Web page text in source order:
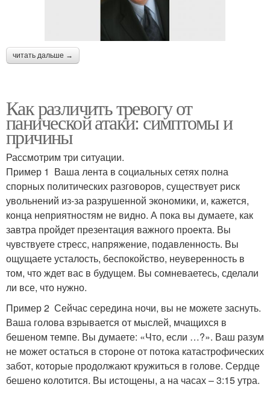
читать дальше →
Как различить тревогу от
панической атаки: симптомы и
причины
Рассмотрим три ситуации.
Пример 1 Ваша лента в социальных сетях полна
спорных политических разговоров, существует риск
увольнений из-за разрушенной экономики, и, кажется,
конца неприятностям не видно. А пока вы думаете, как
завтра пройдет презентация важного проекта. Вы
чувствуете стресс, напряжение, подавленность. Вы
ощущаете усталость, беспокойство, неуверенность в
том, что ждет вас в будущем. Вы сомневаетесь, сделали
ли все, что нужно.
Пример 2 Сейчас середина ночи, вы не можете заснуть.
Ваша голова взрывается от мыслей, мчащихся в
бешеном темпе. Вы думаете: «Что, если …?». Ваш разум
не может остаться в стороне от потока катастрофических
забот, которые продолжают кружиться в голове. Сердце
бешено колотится. Вы истощены, а на часах – 3:15 утра.